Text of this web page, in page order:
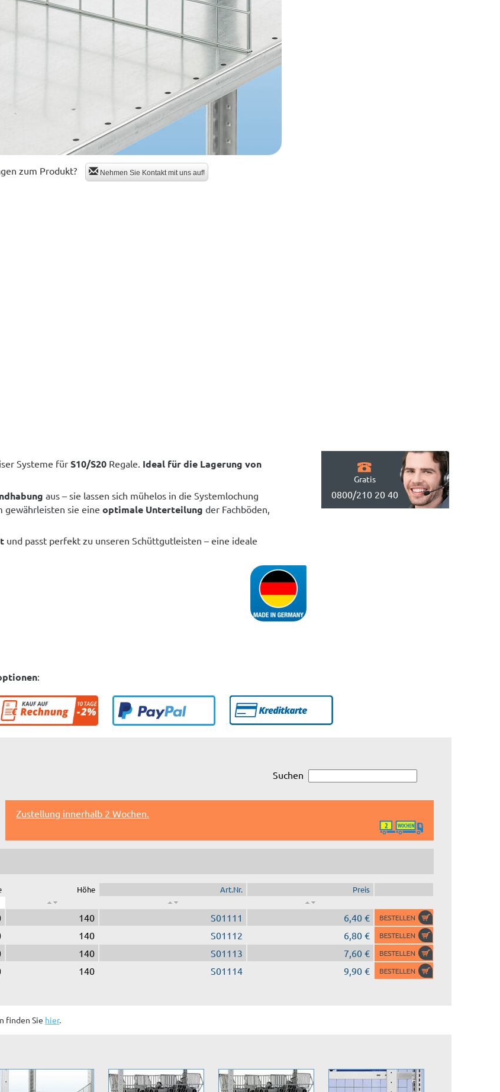
zum Produkt? Nehmen Sie Kontakt mit uns auf!
Systeme für S10/S20 Regale. Ideal für die Lagerung von
aus – sie lassen sich mühelos in die Systemlochung
gewährleisten sie eine optimale Unterteilung der Fachböden,
und passt perfekt zu unseren Schüttgutleisten – eine ideale
Gratis
0800/210 20 40
:
Suchen
Zustellung innerhalb 2 Wochen.
Höhe Art.Nr. Preis
140 S01111
6,40 €
140 S01112
6,80 €
140 S01113
7,60 €
140 S01114
9,90 €
finden Sie hier.